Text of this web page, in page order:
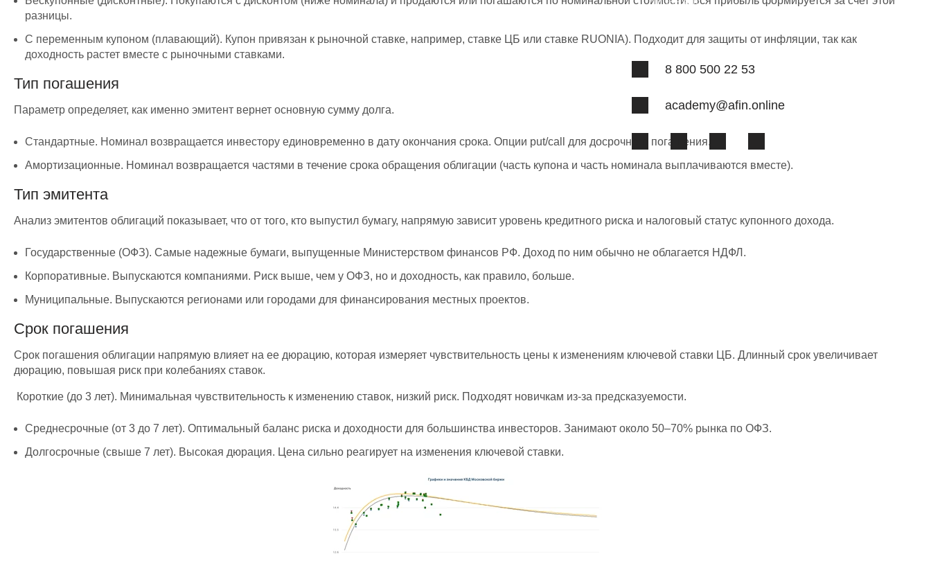
8 800 500 22 53
academy@afin.online
разницы.
С переменным купоном (плавающий). Купон привязан к рыночной ставке, например, ставке ЦБ или ставке RUONIA). Подходит для защиты от инфляции, так как
доходность растет вместе с рыночными ставками.
Тип погашения
Параметр определяет, как именно эмитент вернет основную сумму долга.
Стандартные. Номинал возвращается инвестору единовременно в дату окончания срока. Опции put/call для досрочного погашения.
Амортизационные. Номинал возвращается частями в течение срока обращения облигации (часть купона и часть номинала выплачиваются вместе).
Тип эмитента
Анализ эмитентов облигаций показывает, что от того, кто выпустил бумагу, напрямую зависит уровень кредитного риска и налоговый статус купонного дохода.
Государственные (ОФЗ). Самые надежные бумаги, выпущенные Министерством финансов РФ. Доход по ним обычно не облагается НДФЛ.
Корпоративные. Выпускаются компаниями. Риск выше, чем у ОФЗ, но и доходность, как правило, больше.
Муниципальные. Выпускаются регионами или городами для финансирования местных проектов.
Срок погашения
Срок погашения облигации напрямую влияет на ее дюрацию, которая измеряет чувствительность цены к изменениям ключевой ставки ЦБ. Длинный срок увеличивает
дюрацию, повышая риск при колебаниях ставок.
​ Короткие (до 3 лет). Минимальная чувствительность к изменению ставок, низкий риск. Подходят новичкам из-за предсказуемости.
Среднесрочные (от 3 до 7 лет). Оптимальный баланс риска и доходности для большинства инвесторов. Занимают около 50–70% рынка по ОФЗ.
Долгосрочные (свыше 7 лет). Высокая дюрация. Цена сильно реагирует на изменения ключевой ставки.